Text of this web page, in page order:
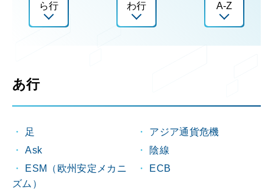
ら行 わ行 A-Z
あ行
足
アジア通貨危機
Ask
陰線
ESM（欧州安定メカニ
ズム）
ECB